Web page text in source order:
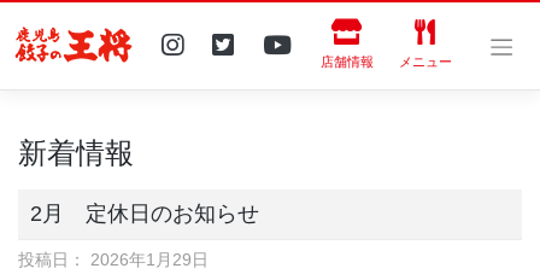
content
店舗情報 メニュー
新着情報
2月 定休日のお知らせ
投稿日： 2026年1月29日